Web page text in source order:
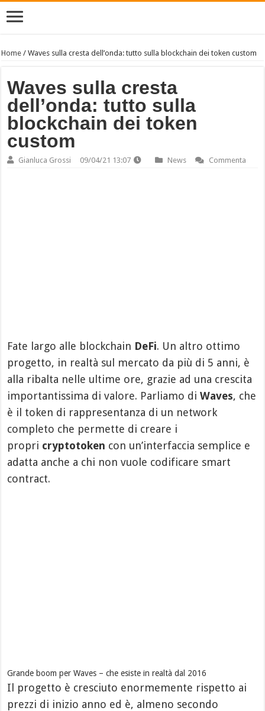
Home /Waves sulla cresta dell’onda: tutto sulla blockchain dei token custom
Waves sulla cresta
dell’onda: tutto sulla
blockchain dei token
custom
Gianluca Grossi 09/04/21 13:07 News Commenta
Fate largo alle blockchain DeFi. Un altro ottimo
progetto, in realtà sul mercato da più di 5 anni, è
alla ribalta nelle ultime ore, grazie ad una crescita
importantissima di valore. Parliamo diWaves, che
è il token di rappresentanza di un network
completo che permette di creare i
propri cryptotoken con un’interfaccia semplice e
adatta anche a chi non vuole codificare smart
contract.
Grande boom per Waves – che esiste in realtà dal 2016
Il progetto è cresciuto enormemente rispetto ai
prezzi di inizio anno ed è, almeno secondo